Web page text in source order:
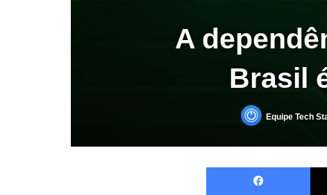
A
Brasil
Equipe Tech